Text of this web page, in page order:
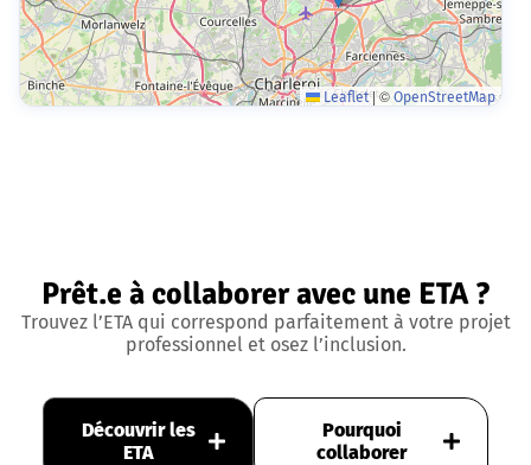
Leaflet |© OpenStreetMap
Prêt.e à collaborer avec une ETA ?
Trouvez l’ETA qui correspond parfaitement à votre projet
professionnel et osez l’inclusion.
Découvrir les
ETA
Pourquoi
collaborer